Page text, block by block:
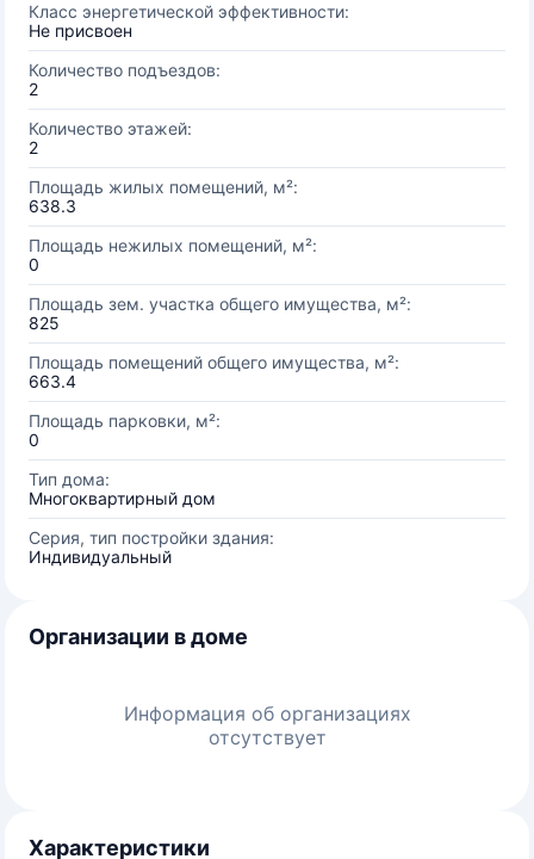
Класс энергетической эффективности:
Не присвоен
Количество подъездов:
2
Количество этажей:
2
Площадь жилых помещений, м²:
638.3
Площадь нежилых помещений, м²:
0
Площадь зем. участка общего имущества, м²:
825
Площадь помещений общего имущества, м²:
663.4
Площадь парковки, м²:
0
Тип дома:
Многоквартирный дом
Серия, тип постройки здания:
Индивидуальный
Организации в доме
Информация об организациях
отсутствует
Характеристики